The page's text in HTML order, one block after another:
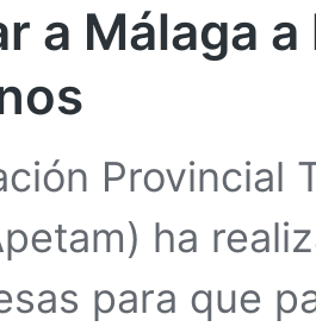
a Málaga
Provincial
ha
para que